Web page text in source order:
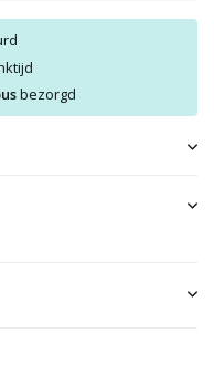
bezorgd